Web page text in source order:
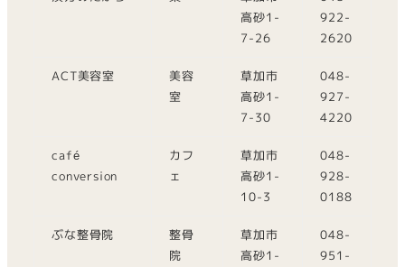
高砂1-
7-26
922-
2620
ACT美容室
美容
室
草加市
高砂1-
7-30
048-
927-
4220
café
conversion
カフ
ェ
草加市
高砂1-
10-3
048-
928-
0188
ぶな整骨院
整骨
院
草加市
高砂1-
048-
951-